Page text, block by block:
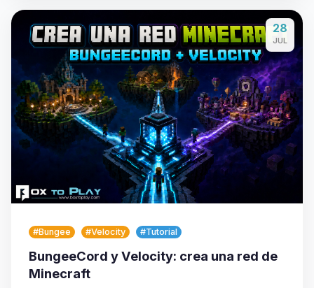
28
JUL
#Bungee #Velocity #Tutorial
BungeeCord y Velocity: crea una red de
Minecraft
Yupi, por fin alguien con quien
hablar! Soy Choupy, tu pequeno
asistente de BoxToPlay. Cuentame
que necesitas y moveré mis
pequenos circuitos para ayudarte.
07/08/2026 04:10